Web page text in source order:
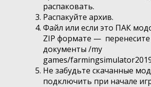
распаковать.
Распакуйте архив.
Файл или если это ПАК
ZIP формате — перенесите
документы /my
games/
Не забудьте скачанные
подключить при начале